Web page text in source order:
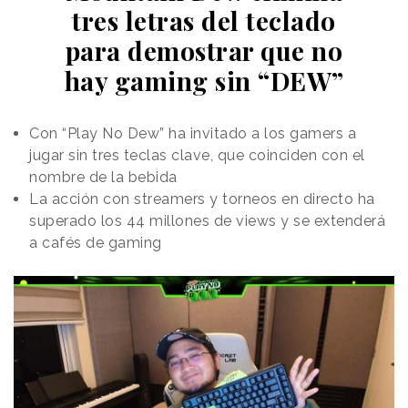
banda que lidera Thomas Shelby; y ambientado en
una conjugación de los universos del equipo y de la
La pieza es una idea interna del equipo deNetflix
y ha contado con la producción de
tres letras del teclado
para demostrar que no
hay gaming sin “DEW”
Con “Play No Dew” ha invitado a los gamers a
jugar sin tres teclas clave, que coinciden con el
nombre de la bebida
La acción con streamers y torneos en directo ha
superado los 44 millones de views y se extenderá
a cafés de gaming